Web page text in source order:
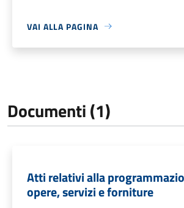
VAI ALLA PAGINA
Documenti (1)
Atti relativi alla
opere, servizi e forniture